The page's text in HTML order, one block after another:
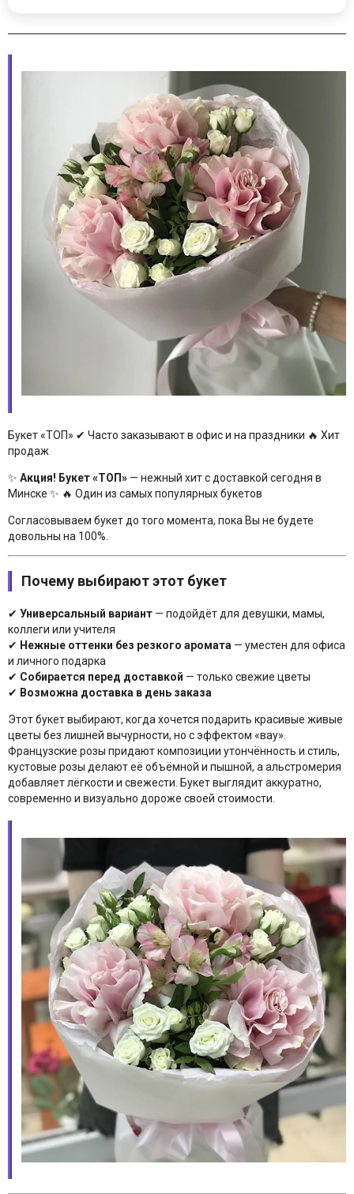
Букет «ТОП» ✔ Часто заказывают в офис и на праздники 🔥 Хит
продаж
✨ Акция! Букет «ТОП» — нежный хит с доставкой сегодня в
Минске ✨ 🔥 Один из самых популярных букетов
Согласовываем букет до того момента, пока Вы не будете
довольны на 100%.
Почему выбирают этот букет
✔ Универсальный вариант — подойдёт для девушки, мамы,
коллеги или учителя
✔ Нежные оттенки без резкого аромата — уместен для офиса
и личного подарка
✔ Собирается перед доставкой — только свежие цветы
✔ Возможна доставка в день заказа
Этот букет выбирают, когда хочется подарить красивые живые
цветы без лишней вычурности, но с эффектом «вау».
Французские розы придают композиции утончённость и стиль,
кустовые розы делают её объёмной и пышной, а альстромерия
добавляет лёгкости и свежести. Букет выглядит аккуратно,
современно и визуально дороже своей стоимости.